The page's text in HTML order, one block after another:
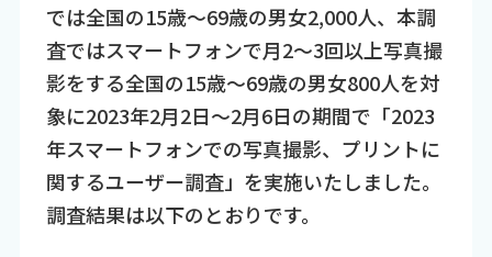
では全国の15歳～69歳の男女2,000人、本調
査ではスマートフォンで月2～3回以上写真撮
影をする全国の15歳～69歳の男女800人を対
象に2023年2月2日～2月6日の期間で「2023
年スマートフォンでの写真撮影、プリントに
関するユーザー調査」を実施いたしました。
調査結果は以下のとおりです。